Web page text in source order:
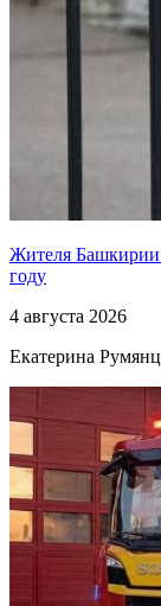
Жителя Башкирии
году
4 августа 2026
Екатерина